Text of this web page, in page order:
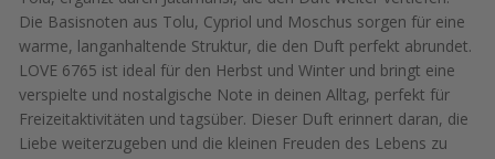
Die Basisnoten aus Tolu, Cypriol und Moschus sorgen für eine
warme, langanhaltende Struktur, die den Duft perfekt abrundet.
LOVE 6765 ist ideal für den Herbst und Winter und bringt eine
verspielte und nostalgische Note in deinen Alltag, perfekt für
Freizeitaktivitäten und tagsüber. Dieser Duft erinnert daran, die
Liebe weiterzugeben und die kleinen Freuden des Lebens zu